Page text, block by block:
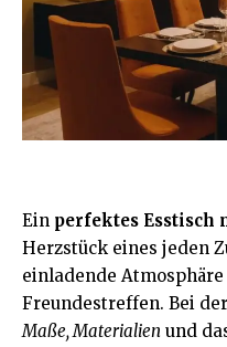
Ein perfektes Esstisch
Herzstück eines jeden
einladende
Freundestreffen. Bei
Maße, Materialien und